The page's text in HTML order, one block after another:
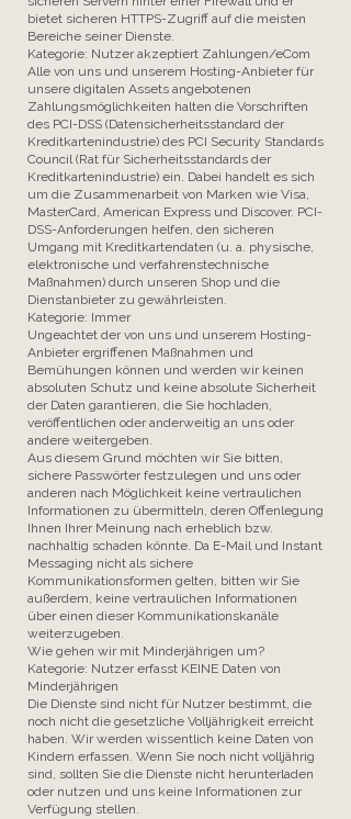
bietet sicheren HTTPS-Zugriff auf die meisten
Bereiche seiner Dienste.
Kategorie: Nutzer akzeptiert Zahlungen/eCom
Alle von uns und unserem Hosting-Anbieter für
unsere digitalen Assets angebotenen
Zahlungsmöglichkeiten halten die Vorschriften
des PCI-DSS (Datensicherheitsstandard der
Kreditkartenindustrie) des PCI Security Standards
Council (Rat für Sicherheitsstandards der
Kreditkartenindustrie) ein. Dabei handelt es sich
um die Zusammenarbeit von Marken wie Visa,
MasterCard, American Express und Discover. PCI-
DSS-Anforderungen helfen, den sicheren
Umgang mit Kreditkartendaten (u. a. physische,
elektronische und verfahrenstechnische
Maßnahmen) durch unseren Shop und die
Dienstanbieter zu gewährleisten.
Kategorie: Immer
Ungeachtet der von uns und unserem Hosting-
Anbieter ergriffenen Maßnahmen und
Bemühungen können und werden wir keinen
absoluten Schutz und keine absolute Sicherheit
der Daten garantieren, die Sie hochladen,
veröffentlichen oder anderweitig an uns oder
andere weitergeben.
Aus diesem Grund möchten wir Sie bitten,
sichere Passwörter festzulegen und uns oder
anderen nach Möglichkeit keine vertraulichen
Informationen zu übermitteln, deren Offenlegung
Ihnen Ihrer Meinung nach erheblich bzw.
nachhaltig schaden könnte. Da E-Mail und Instant
Messaging nicht als sichere
Kommunikationsformen gelten, bitten wir Sie
außerdem, keine vertraulichen Informationen
über einen dieser Kommunikationskanäle
weiterzugeben.
Wie gehen wir mit Minderjährigen um?
Kategorie: Nutzer erfasst KEINE Daten von
Minderjährigen
Die Dienste sind nicht für Nutzer bestimmt, die
noch nicht die gesetzliche Volljährigkeit erreicht
haben. Wir werden wissentlich keine Daten von
Kindern erfassen. Wenn Sie noch nicht volljährig
sind, sollten Sie die Dienste nicht herunterladen
oder nutzen und uns keine Informationen zur
Verfügung stellen.